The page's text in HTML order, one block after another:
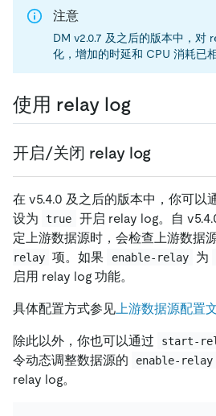
注意
DM v2.0.7 及之后的版本中，对
化，增加的时延和 CPU 消耗已
使用 relay log
开启/关闭 relay log
在 v5.4.0 及之后的版本中，你可以
设为 true
开启 relay log。自
定上游数据源时，会检查上游数据
relay 项。如果 enable-relay 为
启用 relay log 功能。
具体配置方式参见 上游数据源配置
除此以外，你也可以通过 start-
令动态调整数据源的
enable-relay
relay log。